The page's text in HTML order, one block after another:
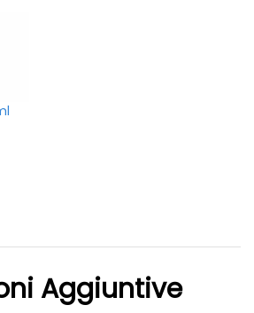
Aggiuntive